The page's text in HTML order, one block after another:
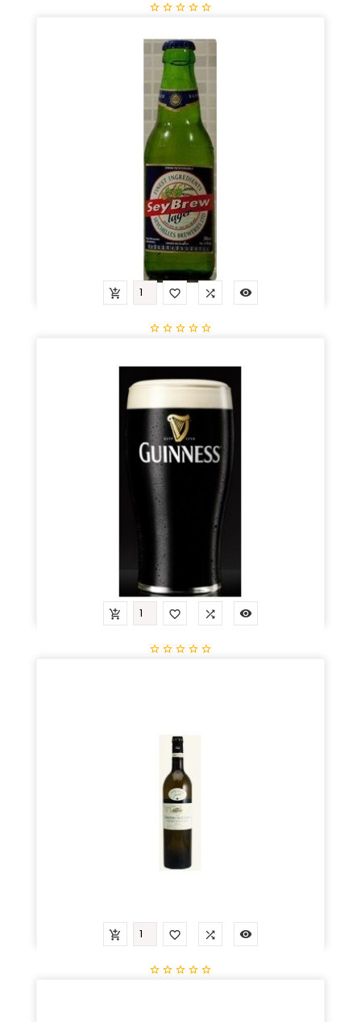
    
Prix
3,37 €
    
Prix
2,65 €
   
    
   
    
   